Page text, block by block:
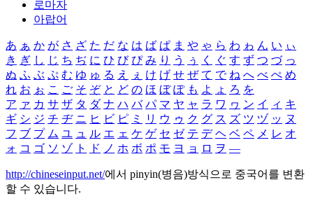
로마자
아랍어
あ ぁ か が さ ざ た だ な は ば ぱ ま や ゃ ら わ ゎ ん い ぃ
き ぎ し じ ち ぢ に ひ び ぴ み り う ぅ く ぐ す ず つ づ っ
ぬ ふ ぶ ぷ む ゆ ゅ る え ぇ け げ せ ぜ て で ね へ べ ぺ め
れ お ぉ こ ご そ ぞ と ど の ほ ぼ ぽ も よ ょ ろ を
ア ァ カ サ ザ タ ダ ナ ハ バ パ マ ヤ ャ ラ ワ ヮ ン イ ィ キ
ギ シ ジ チ ヂ ニ ヒ ビ ピ ミ リ ウ ゥ ク グ ス ズ ツ ヅ ッ ヌ
フ ブ プ ム ユ ュ ル エ ェ ケ ゲ セ ゼ テ デ ヘ ベ ペ メ レ オ
ォ コ ゴ ソ ゾ ト ド ノ ホ ボ ポ モ ヨ ョ ロ ヲ ―
http://chineseinput.net/에서 pinyin(병음)방식으로 중국어를 변환
할 수 있습니다.